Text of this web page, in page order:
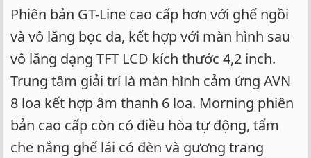
Phiên bản GT-Line cao cấp hơn với ghế ngồi
và vô lăng bọc da, kết hợp với màn hình sau
vô lăng dạng TFT LCD kích thước 4,2 inch.
Trung tâm giải trí là màn hình cảm ứng AVN
8 loa kết hợp âm thanh 6 loa. Morning phiên
bản cao cấp còn có điều hòa tự động, tấm
che nắng ghế lái có đèn và gương trang